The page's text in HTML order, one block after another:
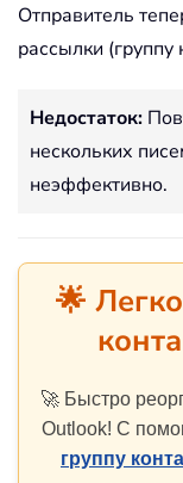
Отправитель
рассылки (группу
Недостаток:
нескольких
неэффективно.
🌟
🚀 Быстро
Outlook! С
группу